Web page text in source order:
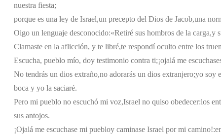
nuestra fiesta;
porque es una ley de Israel,un precepto del Dios de Jacob,una
Oigo un lenguaje desconocido:«Retiré sus hombros de la carga,y
Clamaste en la aflicción, y te libré,te respondí oculto entre los
Escucha, pueblo mío, doy testimonio contra ti;¡ojalá me
No tendrás un dios extraño,no adorarás un dios extranjero;yo soy
boca y yo la saciaré.
Pero mi pueblo no escuchó mi voz,Israel no quiso obedecer:los
sus antojos.
¡Ojalá me escuchase mi puebloy caminase Israel por mi camino!: